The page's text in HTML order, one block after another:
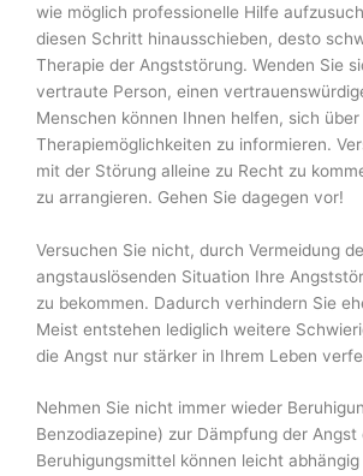
wie möglich professionelle Hilfe
diesen Schritt hinausschieben, desto
Thera­pie der Angststörung. Wenden Sie
vertraute Person, einen
Menschen können Ihnen helfen, sich
Therapiemöglichkeiten zu informieren.
mit der Störung alleine zu Recht zu
zu arrangieren. Gehen Sie dagegen vor!
Versuchen Sie nicht, durch Vermeidung
angstauslösenden Situation Ihre
zu bekommen. Dadurch verhindern Sie
Meist entstehen lediglich weitere
die Angst nur stärker in Ihrem Leben
Nehmen Sie nicht immer wieder
Benzodiazepine) zur Dämpfung der Angst
Beruhigungsmittel können leicht